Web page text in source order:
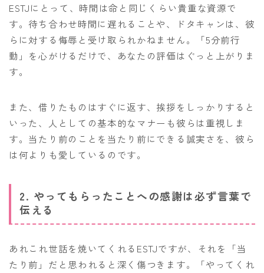
ESTJにとって、時間は命と同じくらい貴重な資源で
す。待ち合わせ時間に遅れることや、ドタキャンは、彼
らに対する侮辱と受け取られかねません。「5分前行
動」を心がけるだけで、あなたの評価はぐっと上がりま
す。
また、借りたものはすぐに返す、挨拶をしっかりすると
いった、人としての基本的なマナーも彼らは重視しま
す。当たり前のことを当たり前にできる誠実さを、彼ら
は何よりも愛しているのです。
2. やってもらったことへの感謝は必ず言葉で
伝える
あれこれ世話を焼いてくれるESTJですが、それを「当
たり前」だと思われると深く傷つきます。「やってくれ